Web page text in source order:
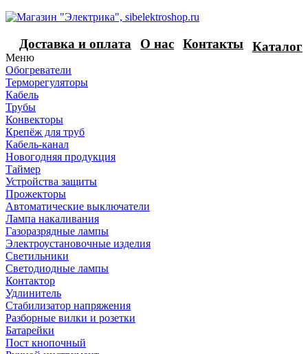
Каталог
Контакты
О нас
Доставка и оплата
Меню
Обогреватели
Терморегуляторы
Кабель
Трубы
Конвекторы
Крепёж для труб
Кабель-канал
Новогодняя продукция
Таймер
Устройства защиты
Прожекторы
Автоматические выключатели
Лампа накаливания
Газоразрядные лампы
Электроустановочные изделия
Светильники
Светодиодные лампы
Контактор
Удлинитель
Стабилизатор напряжения
Разборные вилки и розетки
Батарейки
Пост кнопочный